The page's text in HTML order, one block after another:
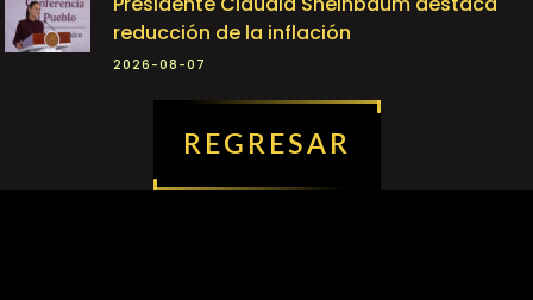
reducción de la inflación
2026-08-07
REGRESAR